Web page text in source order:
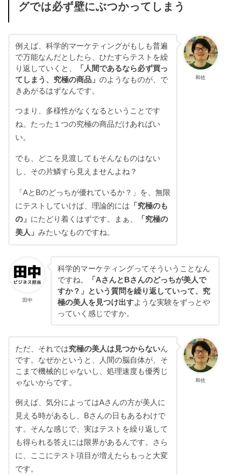
グでは必ず壁にぶつかってしまう
和佐
例えば、科学的マーケティングがもしも普遍
で万能なんだとしたら、ひたすらテストを繰
り返していくと、
「人間であるなら必ず買っ
てしまう、究極の商品」 のようなものが、で
きあがるはずなんです。
つまり、多様性がなくなるということです
ね。たった１つの究極の商品だけあればい
い。
でも、どこを見渡してもそんなものはない
し、その片鱗すら見えませんよね？
「AとBのどっちが優れているか？」を、無限
にテストしていけば、理論的には 「究極のも
の」 にたどり着くはずです。まぁ、
「究極の
美人」 みたいなものですね。
田中
科学的マーケティングってそういうことなん
ですね。
「AさんとBさんのどっちが美人で
すか？」という質問を繰り返していって、究
極の美人を見つけ出すような実験をずっとや
っていく感じですか。
和佐
ただ、それでは究極の美人は見つからないん
です。なぜかというと、人間の脳自体が、そ
こまで機械的じゃないし、処理速度も優秀じ
ゃないからです。
例えば、気分によってはAさんの方が美人に
見える時があるし、Bさんの日もあるわけで
す。そんな感じで、実はテストを繰り返して
も得られる答えには限界があるんです。さら
に、ここにテスト項目が増えたらもっと大変
です。